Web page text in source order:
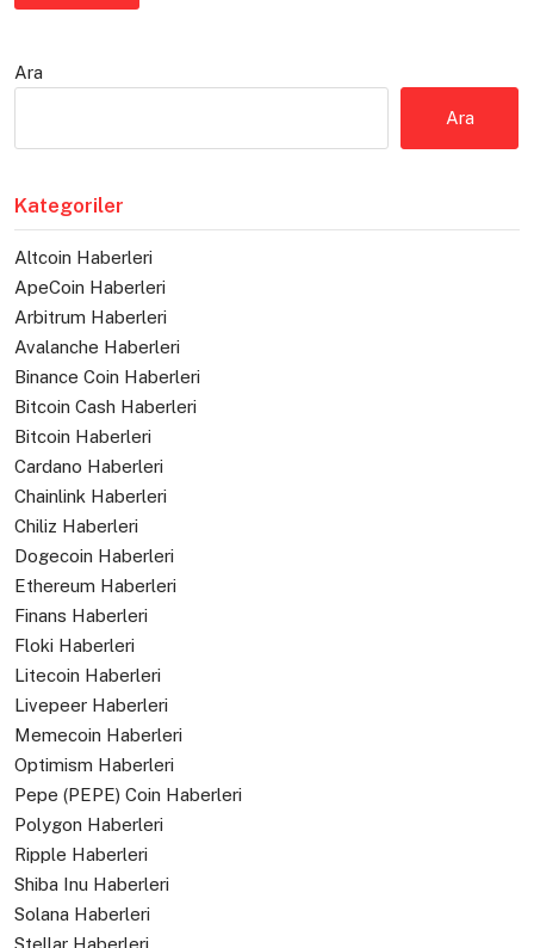
Ara
Ara
Kategoriler
Altcoin Haberleri
ApeCoin Haberleri
Arbitrum Haberleri
Avalanche Haberleri
Binance Coin Haberleri
Bitcoin Cash Haberleri
Bitcoin Haberleri
Cardano Haberleri
Chainlink Haberleri
Chiliz Haberleri
Dogecoin Haberleri
Ethereum Haberleri
Finans Haberleri
Floki Haberleri
Litecoin Haberleri
Livepeer Haberleri
Memecoin Haberleri
Optimism Haberleri
Pepe (PEPE) Coin Haberleri
Polygon Haberleri
Ripple Haberleri
Shiba Inu Haberleri
Solana Haberleri
Stellar Haberleri